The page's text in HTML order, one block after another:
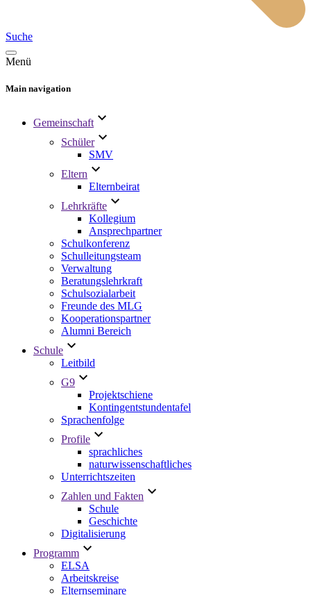
Suche
Menü
Main navigation
Gemeinschaft
Schüler
SMV
Eltern
Elternbeirat
Lehrkräfte
Kollegium
Ansprechpartner
Schulkonferenz
Schulleitungsteam
Verwaltung
Beratungslehrkraft
Schulsozialarbeit
Freunde des MLG
Kooperationspartner
Alumni Bereich
Schule
Leitbild
G9
Projektschiene
Kontingentstundentafel
Sprachenfolge
Profile
sprachliches
naturwissenschaftliches
Unterrichtszeiten
Zahlen und Fakten
Schule
Geschichte
Digitalisierung
Programm
ELSA
Arbeitskreise
Elternseminare